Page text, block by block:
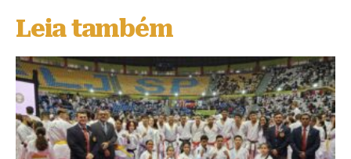
s
k
y
e
b
o
o
k
s
A
p
p
Leia também